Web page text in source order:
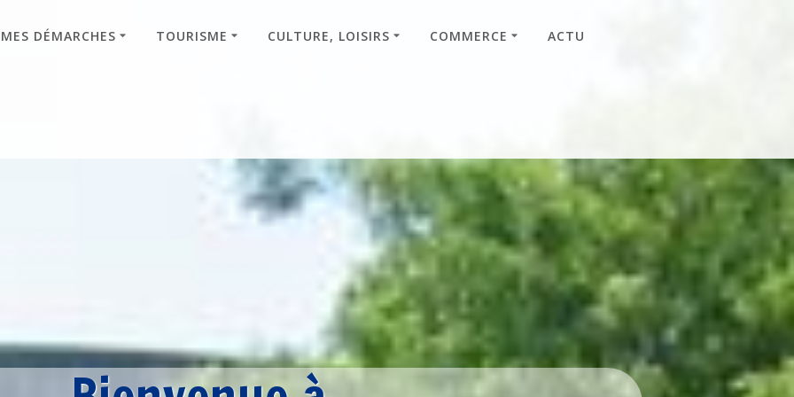
MES DÉMARCHES TOURISME CULTURE, LOISIRS COMMERCE ACTU